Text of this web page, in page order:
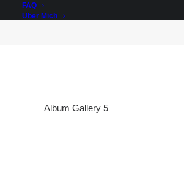
FAQ
Über Mich
Home
Album Gallery 5